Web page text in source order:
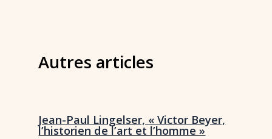
Autres articles
Jean-Paul Lingelser, « Victor Beyer,
l’historien de l’art et l’homme »